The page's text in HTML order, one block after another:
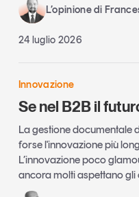
L’opinione di
24 luglio 2026
Innovazione
Se nel B2B il
La gestione documentale
forse l'innovazione più
L’innovazione poco
ancora molti aspettano